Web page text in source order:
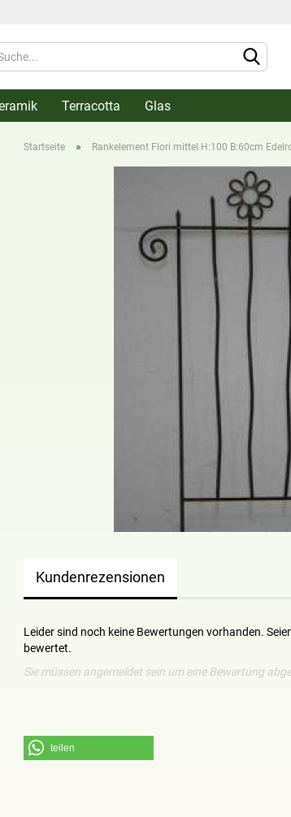
Terracotta Glas
Startseite » Rankelement Flori mittel H:100 B:60cm
Kundenrezensionen
Leider sind noch keine Bewertungen vorhanden.
bewertet.
Sie müssen angemeldet sein um eine Bewertung
teilen